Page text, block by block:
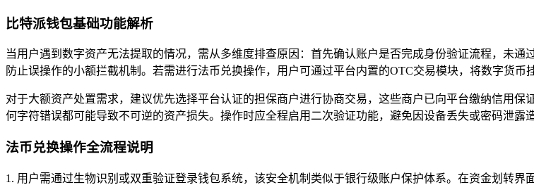
比特派钱包基础功能解析
当用户遇到数字资产无法提取的情况，需从多维度排查原因：首先确认账户是否完成身份验证流程，未
防止误操作的小额拦截机制。若需进行法币兑换操作，用户可通过平台内置的OTC交易模块，将数字货币
对于大额资产处置需求，建议优先选择平台认证的担保商户进行协商交易，这些商户已向平台缴纳信用
何字符错误都可能导致不可逆的资产损失。操作时应全程启用二次验证功能，避免因设备丢失或密码泄露
法币兑换操作全流程说明
1. 用户需通过生物识别或双重验证登录钱包系统，该安全机制类似于银行级账户保护体系。在资金划转